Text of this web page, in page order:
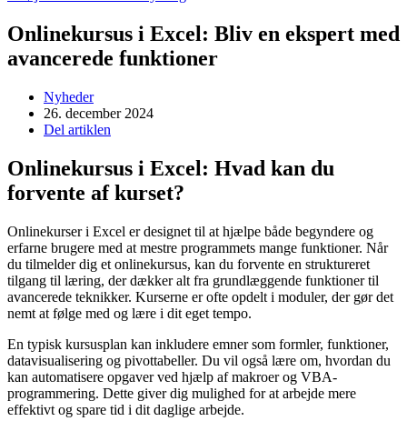
Onlinekursus i Excel: Bliv en ekspert med
avancerede funktioner
Nyheder
26. december 2024
Del artiklen
Onlinekursus i Excel: Hvad kan du
forvente af kurset?
Onlinekurser i Excel er designet til at hjælpe både begyndere og
erfarne brugere med at mestre programmets mange funktioner. Når
du tilmelder dig et onlinekursus, kan du forvente en struktureret
tilgang til læring, der dækker alt fra grundlæggende funktioner til
avancerede teknikker. Kurserne er ofte opdelt i moduler, der gør det
nemt at følge med og lære i dit eget tempo.
En typisk kursusplan kan inkludere emner som formler, funktioner,
datavisualisering og pivottabeller. Du vil også lære om, hvordan du
kan automatisere opgaver ved hjælp af makroer og VBA-
programmering. Dette giver dig mulighed for at arbejde mere
effektivt og spare tid i dit daglige arbejde.